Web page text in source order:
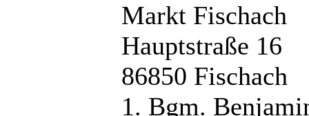
Markt Fischach
Hauptstraße 16
86850 Fischach
1. Bgm.